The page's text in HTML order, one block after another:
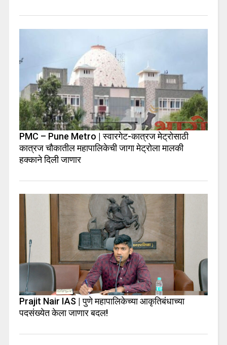
PMC – Pune Metro | स्वारगेट-कात्रज मेट्रोसाठी
कात्रज चौकातील महापालिकेची जागा मेट्रोला मालकी
हक्काने दिली जाणार
Prajit Nair IAS | पुणे महापालिकेच्या आकृतिबंधाच्या
पदसंख्येत केला जाणार बदल!